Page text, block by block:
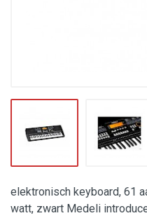
elektronisch keyboard, 61
watt, zwart Medeli